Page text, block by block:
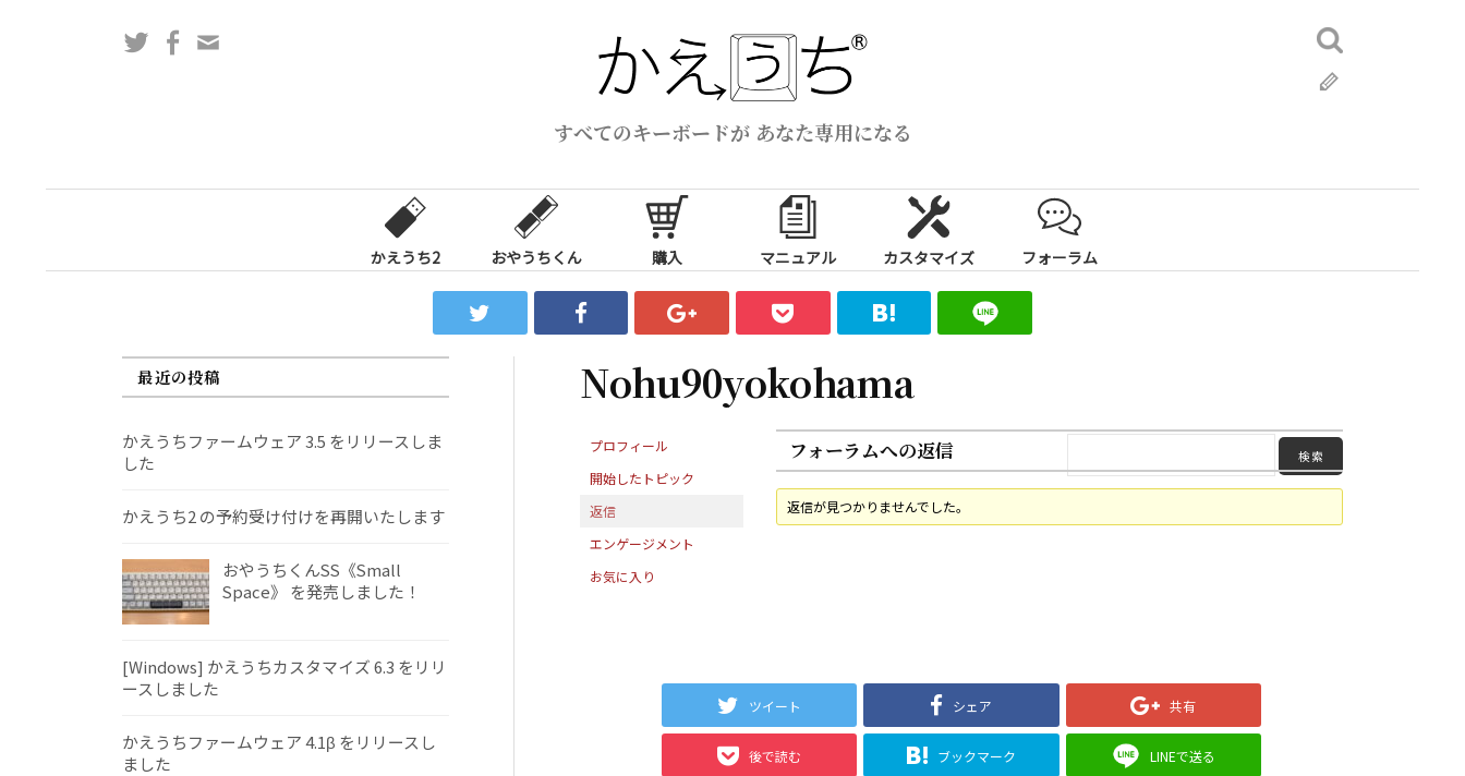
ス
すべてのキーボードが あなた専用になる
TwitterFacebook
検
索:
かえうち2 おやうちくん 購入 マニュアル カスタマイズ フォーラム
Nohu90yokohama
プロフィール
開始したトピック
返信
エンゲージメント
お気に入り
フォーラムへの返信
返信が見つかりませんでした。
ツイート シェア 共有
後で読む ブックマーク LINEで送る
最近の投稿
かえうちファームウェア 3.5 をリリースしま
した
かえうち2 の予約受け付けを再開いたします
おやうちくんSS《Small
Space》 を発売しました！
[Windows] かえうちカスタマイズ 6.3 をリリ
ースしました
かえうちファームウェア 4.1β をリリースし
ました